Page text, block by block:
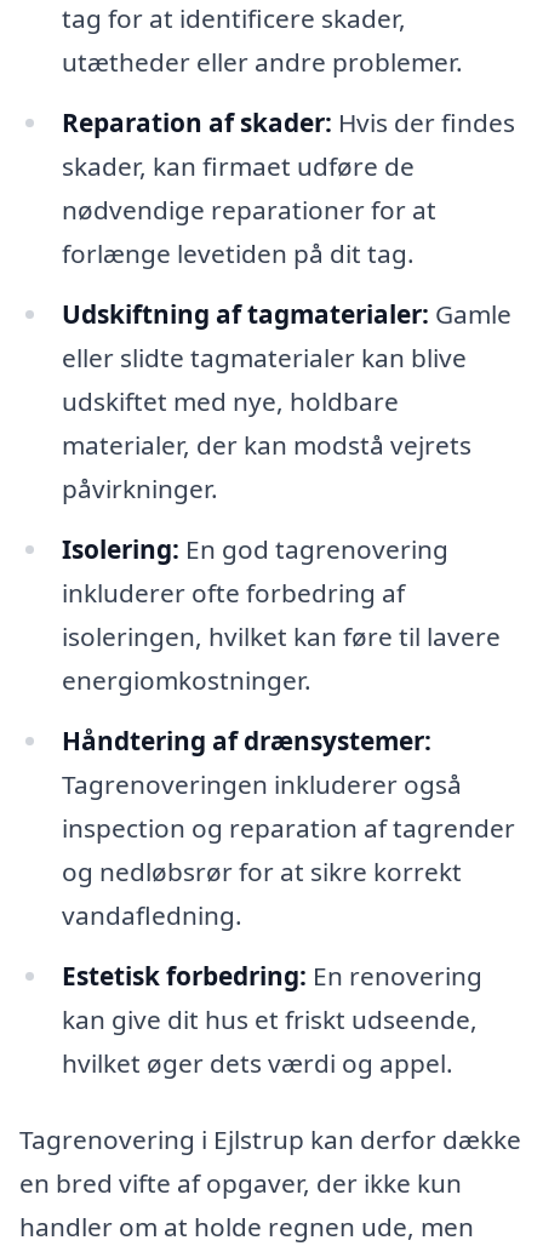
tag for at identificere skader,
utætheder eller andre problemer.
Reparation af skader: Hvis der findes
skader, kan firmaet udføre de
nødvendige reparationer for at
forlænge levetiden på dit tag.
Udskiftning af tagmaterialer: Gamle
eller slidte tagmaterialer kan blive
udskiftet med nye, holdbare
materialer, der kan modstå vejrets
påvirkninger.
Isolering: En god tagrenovering
inkluderer ofte forbedring af
isoleringen, hvilket kan føre til lavere
energiomkostninger.
Håndtering af drænsystemer:
Tagrenoveringen inkluderer også
inspection og reparation af tagrender
og nedløbsrør for at sikre korrekt
vandafledning.
Estetisk forbedring: En renovering
kan give dit hus et friskt udseende,
hvilket øger dets værdi og appel.
Tagrenovering i Ejlstrup kan derfor dække
en bred vifte af opgaver, der ikke kun
handler om at holde regnen ude, men